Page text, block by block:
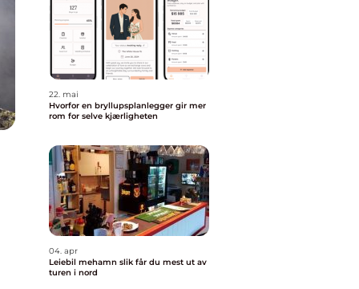
22. mai
Hvorfor en bryllupsplanlegger gir mer
rom for selve kjærligheten
04. apr
Leiebil mehamn slik får du mest ut av
turen i nord